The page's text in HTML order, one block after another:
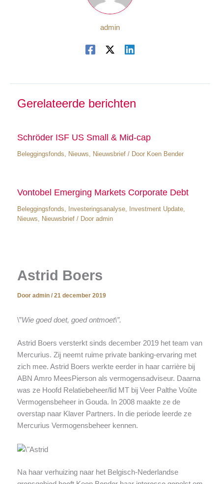
admin
Gerelateerde berichten
Schröder ISF US Small & Mid-cap
Beleggingsfonds, Nieuws, Nieuwsbrief/ Door Koen Bender
Vontobel Emerging Markets Corporate Debt
Beleggingsfonds, Investeringsanalyse, Investment Update,
Nieuws, Nieuwsbrief/ Door admin
Astrid Boers
Door admin / 21 december 2019
\”Wie goed doet, goed ontmoet\”.
Astrid Boers versterkt sinds december 2019 het team van
Mercurius. Zij neemt ruime private banking-ervaring met
zich mee. Astrid Boers werkte eerder in haar carrière bij
ABN Amro MeesPierson als vermogensadviseur. Daarna
was ze Hoofd Relatiebeheer/lid MT bij Veer Palthe Voûte
Vermogensbeheer in Gouda. In 2008 maakte ze de
overstap naar Klaver Partners. In die periode leerde ze
Mercurius Vermogensbeheer kennen.
Na haar verhuizing naar het Belgisch-Nederlandse